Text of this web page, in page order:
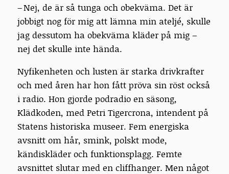
– Nej, de är så tunga och obekväma. Det är
jobbigt nog för mig att lämna min ateljé, skulle
jag dessutom ha obekväma kläder på mig –
nej det skulle inte hända.
Nyfikenheten och lusten är starka drivkrafter
och med åren har hon fått pröva sin röst också
i radio. Hon gjorde podradio en säsong,
Klädkoden, med Petri Tigercrona, intendent på
Statens historiska museer. Fem energiska
avsnitt om hår, smink, polskt mode,
kändiskläder och funktionsplagg. Femte
avsnittet slutar med en cliffhanger. Men något